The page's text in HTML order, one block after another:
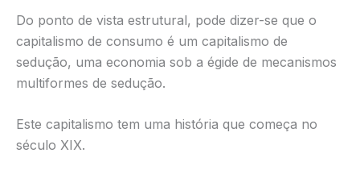
Do ponto de vista estrutural, pode dizer-se que o
capitalismo de consumo é um capitalismo de
sedução, uma economia sob a égide de mecanismos
multiformes de sedução.
Este capitalismo tem uma história que começa no
século XIX.